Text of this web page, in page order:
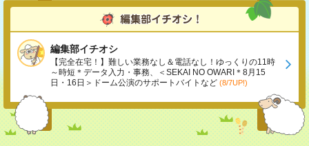
編集部イチオシ
【完全在宅！】難しい業務なし＆電話なし！ゆっくりの11時
～時短＊データ入力・事務、＜SEKAI NO OWARI＊8月15
日・16日＞ドーム公演のサポートバイトなど (8/7UP!)